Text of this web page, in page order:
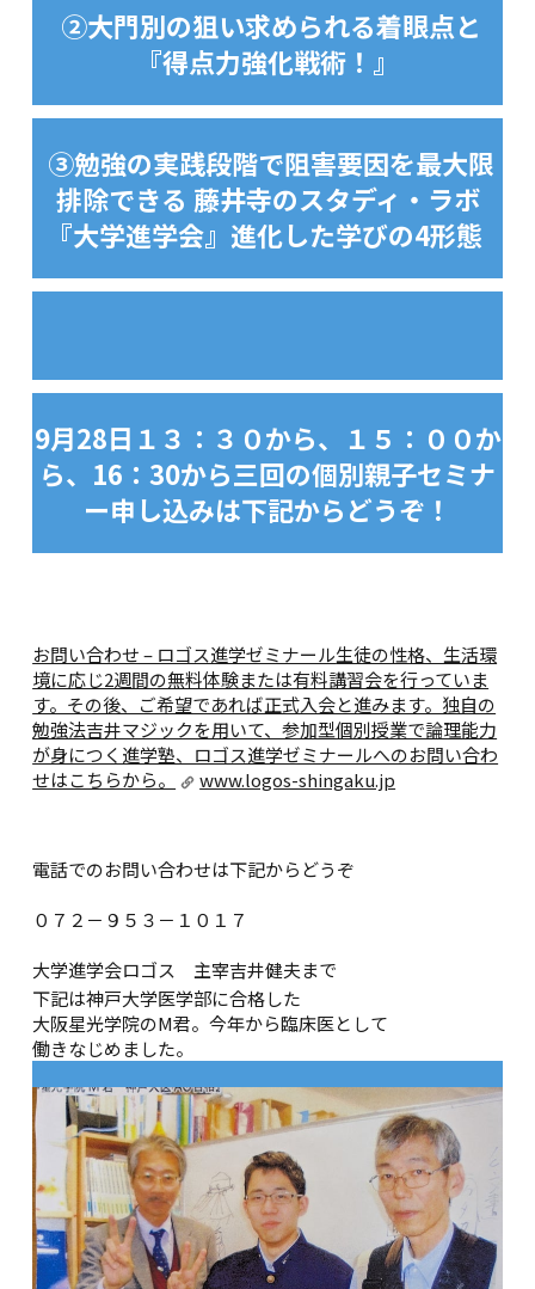
②大門別の狙い求められる着眼点と
『得点力強化戦術！』
③勉強の実践段階で阻害要因を最大限
排除できる 藤井寺のスタディ・ラボ
『大学進学会』進化した学びの4形態
9月28日１３：３０から、１５：００か
ら、16：30から三回の個別親子セミナ
ー申し込みは下記からどうぞ！
お問い合わせ – ロゴス進学ゼミナール生徒の性格、生活環
境に応じ2週間の無料体験または有料講習会を行っていま
す。その後、ご希望であれば正式入会と進みます。独自の
勉強法吉井マジックを用いて、参加型個別授業で論理能力
が身につく進学塾、ロゴス進学ゼミナールへのお問い合わ
せはこちらから。
www.logos-shingaku.jp
電話でのお問い合わせは下記からどうぞ
０７２－９５３－１０１７
大学進学会ロゴス 主宰吉井健夫まで
下記は神戸大学医学部に合格した
大阪星光学院のM君。今年から臨床医として
働きなじめました。